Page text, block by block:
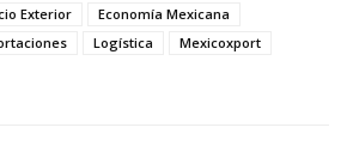
Exterior
Economía Mexicana
Logística
Mexicoxport